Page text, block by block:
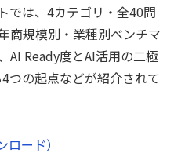
では、4カテゴリ・全40問
商規模別・業種別ベンチマ
AI Ready度とAI活用の二極
つの起点などが紹介されて
ード）